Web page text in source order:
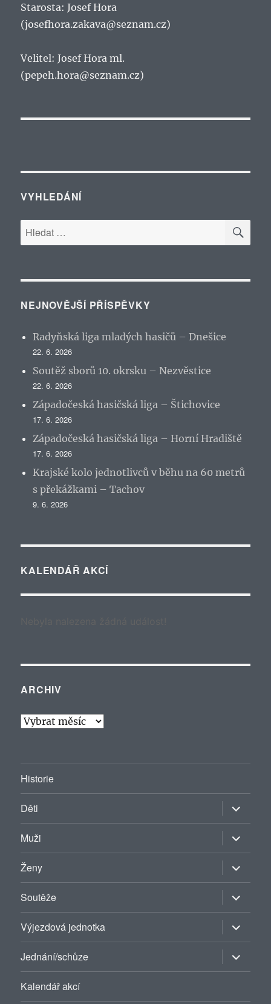
Starosta: Josef Hora
(josefhora.zakava@seznam.cz)
Velitel: Josef Hora ml.
(pepeh.hora@seznam.cz)
VYHLEDÁNÍ
Hledat:
NEJNOVĚJŠÍ PŘÍSPĚVKY
Radyňská liga mladých hasičů – Dnešice
22. 6. 2026
Soutěž sborů 10. okrsku – Nezvěstice
22. 6. 2026
Západočeská hasičská liga – Štichovice
17. 6. 2026
Západočeská hasičská liga – Horní Hradiště
17. 6. 2026
Krajské kolo jednotlivců v běhu na 60 metrů
s překážkami – Tachov
9. 6. 2026
KALENDÁŘ AKCÍ
ARCHIV
Archiv
Historie
Děti Zobrazit
položky
Muži
Zobrazit
položky
Ženy
Zobrazit
položky
Soutěže
Zobrazit
položky
Výjezdová jednotka
Zobrazit
položky
Jednání/schůze
Zobrazit
položky
Kalendář akcí